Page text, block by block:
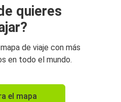
quieres
de viaje con más
en todo el mundo.
el mapa